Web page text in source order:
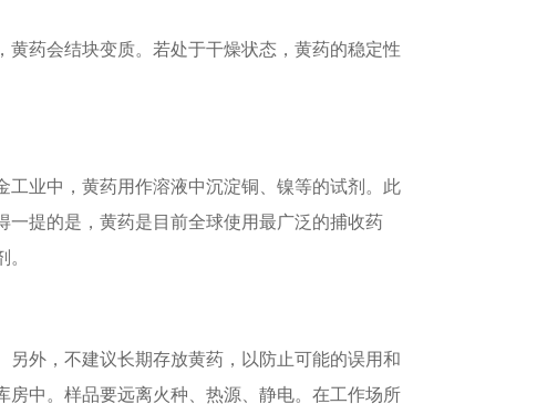
药会结块变质。若处于干燥状态，黄药的稳定性
业中，黄药用作溶液中沉淀铜、镍等的试剂。此
提的是，黄药是目前全球使用最广泛的捕收药
外，不建议长期存放黄药，以防止可能的误用和
中。样品要远离火种、热源、静电。在工作场所